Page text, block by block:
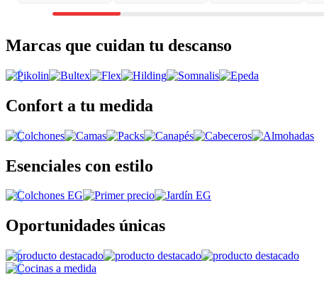
Marcas que cuidan tu descanso
Confort a tu medida
Esenciales con estilo
Oportunidades únicas